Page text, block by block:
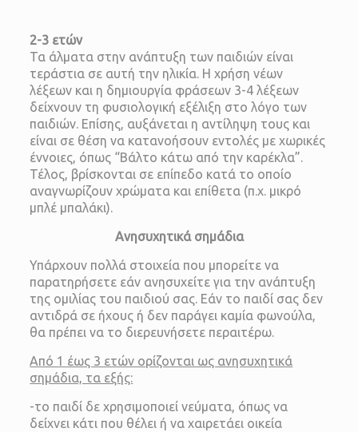
2-3 ετών
Τα άλματα στην ανάπτυξη των παιδιών είναι
τεράστια σε αυτή την ηλικία. Η χρήση νέων
λέξεων και η δημιουργία φράσεων 3-4 λέξεων
δείχνουν τη φυσιολογική εξέλιξη στο λόγο των
παιδιών. Επίσης, αυξάνεται η αντίληψη τους και
είναι σε θέση να κατανοήσουν εντολές με χωρικές
έννοιες, όπως “Βάλτο κάτω από την καρέκλα”.
Τέλος, βρίσκονται σε επίπεδο κατά το οποίο
αναγνωρίζουν χρώματα και επίθετα (π.χ. μικρό
μπλέ μπαλάκι).
Ανησυχητικά σημάδια
Υπάρχουν πολλά στοιχεία που μπορείτε να
παρατηρήσετε εάν ανησυχείτε για την ανάπτυξη
της ομιλίας του παιδιού σας. Εάν το παιδί σας δεν
αντιδρά σε ήχους ή δεν παράγει καμία φωνούλα,
θα πρέπει να το διερευνήσετε περαιτέρω.
Από 1 έως 3 ετών ορίζονται ως ανησυχητικά
σημάδια, τα εξής:
-το παιδί δε χρησιμοποιεί νεύματα, όπως να
δείχνει κάτι που θέλει ή να χαιρετάει οικεία